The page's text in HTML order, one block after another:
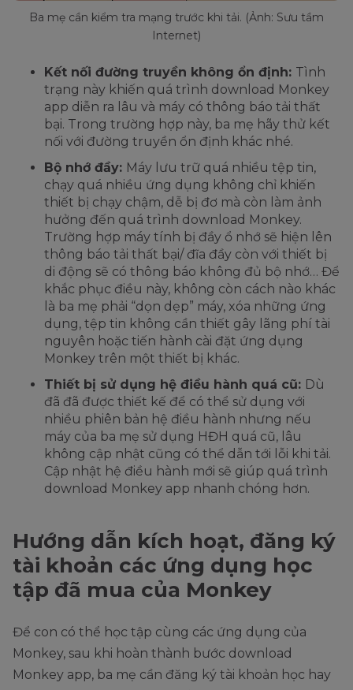
Ba mẹ cần kiểm tra mạng trước khi tải. (Ảnh: Sưu tầm
Internet)
Kết nối đường truyền không ổn định: Tình
trạng này khiến quá trình download Monkey
app diễn ra lâu và máy có thông báo tải thất
bại. Trong trường hợp này, ba mẹ hãy thử kết
nối với đường truyền ổn định khác nhé.
Bộ nhớ đầy: Máy lưu trữ quá nhiều tệp tin,
chạy quá nhiều ứng dụng không chỉ khiến
thiết bị chạy chậm, dễ bị đơ mà còn làm ảnh
hưởng đến quá trình download Monkey.
Trường hợp máy tính bị đầy ổ nhớ sẽ hiện lên
thông báo tải thất bại/ đĩa đầy còn với thiết bị
di động sẽ có thông báo không đủ bộ nhớ… Để
khắc phục điều này, không còn cách nào khác
là ba mẹ phải “dọn dẹp” máy, xóa những ứng
dụng, tệp tin không cần thiết gây lãng phí tài
nguyên hoặc tiến hành cài đặt ứng dụng
Monkey trên một thiết bị khác.
Thiết bị sử dụng hệ điều hành quá cũ: Dù
đã đã được thiết kế để có thể sử dụng với
nhiều phiên bản hệ điều hành nhưng nếu
máy của ba mẹ sử dụng HĐH quá cũ, lâu
không cập nhật cũng có thể dẫn tới lỗi khi tải.
Cập nhật hệ điều hành mới sẽ giúp quá trình
download Monkey app nhanh chóng hơn.
Hướng dẫn kích hoạt, đăng ký
tài khoản các ứng dụng học
tập đã mua của Monkey
Để con có thể học tập cùng các ứng dụng của
Monkey, sau khi hoàn thành bước download
Monkey app, ba mẹ cần đăng ký tài khoản học hay